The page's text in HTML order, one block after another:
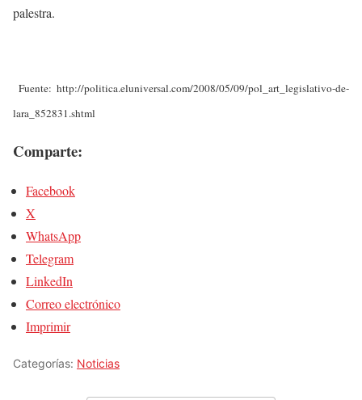
palestra.
Fuente: http://politica.eluniversal.com/2008/05/09/pol_art_legislativo-de-
lara_852831.shtml
Comparte:
Facebook
X
WhatsApp
Telegram
LinkedIn
Correo electrónico
Imprimir
Categorías: Noticias